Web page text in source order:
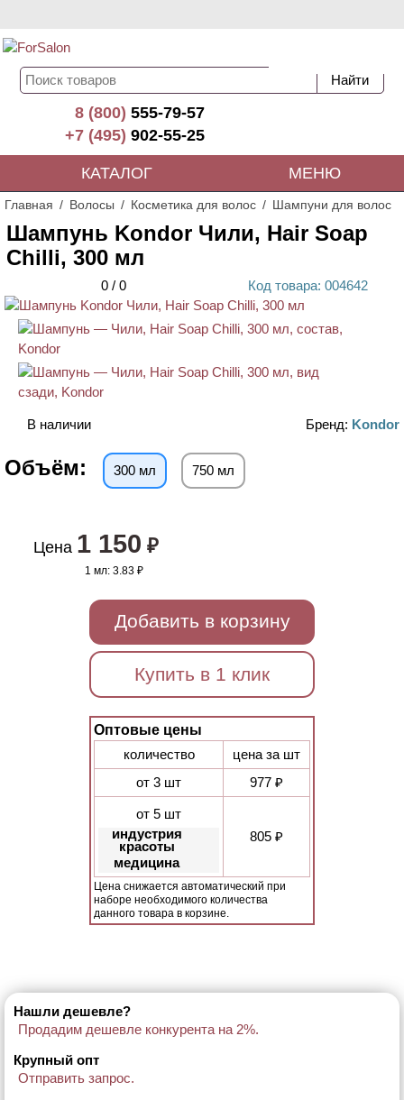
8 (800)555-79-57
+7 (495)902-55-25
КАТАЛОГ МЕНЮ
Главная Волосы Косметика для волос Шампуни для волос
Шампунь Kondor Чили, Hair Soap
Chilli, 300 мл
0 / 0 Код товара: 004642
В наличии Бренд: Kondor
Объём: 300 мл 750 мл
Цена 1 150 ₽
1 мл:3.83 ₽
Добавить в корзину
Купить в 1 клик
Оптовые цены
количество
цена за шт
от 3 шт
977 ₽
от 5 шт
индустрия
красоты
медицина
805 ₽
Цена снижается автоматический при
наборе необходимого количества
данного товара в корзине.
Нашли дешевле?
Продадим дешевле конкурента на 2%.
Крупный опт
Отправить запрос.